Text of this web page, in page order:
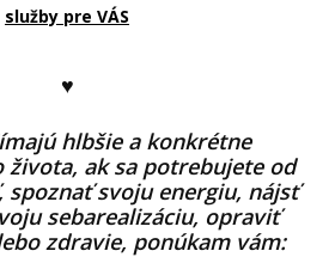
služby pre VÁS
♥
hlbšie a konkrétne
života, ak sa potrebujete od
spoznať svoju energiu, nájsť
sebarealizáciu, opraviť
zdravie, ponúkam vám: